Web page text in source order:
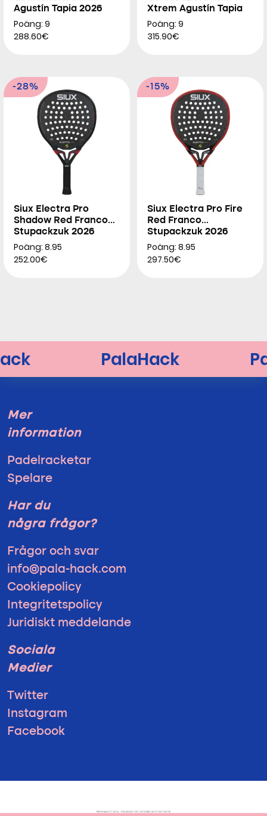
Agustín Tapia 2026
Poäng: 9
288.60€
Xtrem Agustín Tapia
2026
Poäng: 9
315.90€
-28%
Siux Electra Pro
Shadow Red Franco
Stupackzuk 2026
Poäng: 8.95
252.00€
-15%
Siux Electra Pro Fire
Red Franco
Stupackzuk 2026
Poäng: 8.95
297.50€
Mer
information
Padelracketar
Spelare
Har du
några frågor?
Frågor och svar
info@pala-hack.com
Cookiepolicy
Integritetspolicy
Juridiskt meddelande
Sociala
Medier
Twitter
Instagram
Facebook